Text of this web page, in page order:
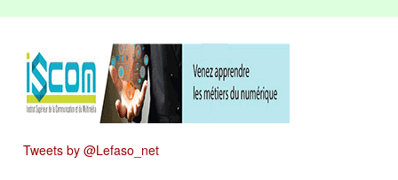
Tweets by @Lefaso_net